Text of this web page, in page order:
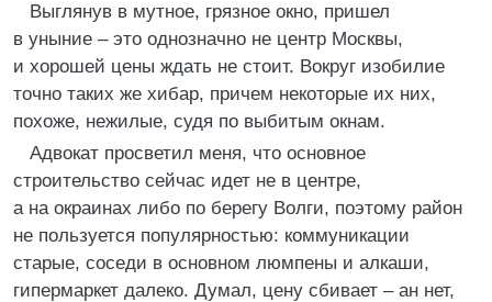
Выглянув в мутное, грязное окно, пришел
в уныние – это однозначно не центр Москвы,
и хорошей цены ждать не стоит. Вокруг изобилие
точно таких же хибар, причем некоторые их них,
похоже, нежилые, судя по выбитым окнам.
Адвокат просветил меня, что основное
строительство сейчас идет не в центре,
а на окраинах либо по берегу Волги, поэтому район
не пользуется популярностью: коммуникации
старые, соседи в основном люмпены и алкаши,
гипермаркет далеко. Думал, цену сбивает – ан нет,